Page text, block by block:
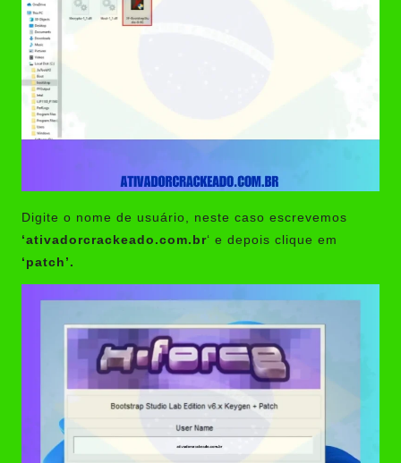
Digite o nome de usuário, neste caso escrevemos
‘ativadorcrackeado.com.br‘ e depois clique em
‘patch’.